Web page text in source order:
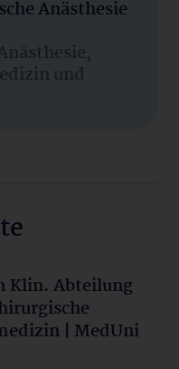
Anästhesie
und
Klin. Abteilung
| MedUni